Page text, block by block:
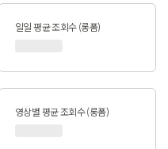
일일 평균 조회수 (롱폼)
영상별 평균 조회수 (롱폼)